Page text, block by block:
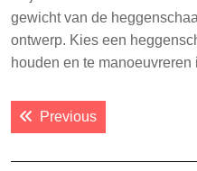
gewicht van de
ontwerp. Kies een
houden en te manoeuvreren
Post
navigation
PreviousPrevious post: